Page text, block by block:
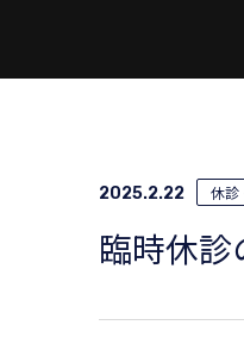
2025.2.22 休診
臨時休診